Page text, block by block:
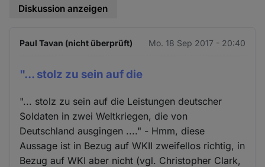
Diskussion anzeigen
Paul Tavan (nicht überprüft) Mo. 18 Sep 2017 - 20:40
"... stolz zu sein auf die
"... stolz zu sein auf die Leistungen deutscher
Soldaten in zwei Weltkriegen, die von
Deutschland ausgingen ...." - Hmm, diese
Aussage ist in Bezug auf WKII zweifellos richtig, in
Bezug auf WKI aber nicht (vgl. Christopher Clark,